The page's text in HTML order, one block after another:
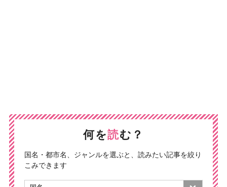
何を読む？
国名・都市名、ジャンルを選ぶと、読みたい記事を絞り
こみできます